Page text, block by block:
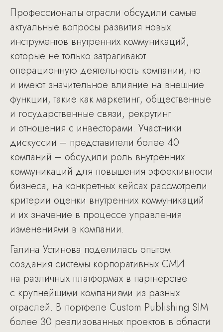
Профессионалы отрасли обсудили самые
актуальные вопросы развития новых
инструментов внутренних коммуникаций,
которые не только затрагивают
операционную деятельность компании, но
и имеют значительное влияние на внешние
функции, такие как маркетинг, общественные
и государственные связи, рекрутинг
и отношения с инвесторами. Участники
дискуссии – представители более 40
компаний – обсудили роль внутренних
коммуникаций для повышения эффективности
бизнеса, на конкретных кейсах рассмотрели
критерии оценки внутренних коммуникаций
и их значение в процессе управления
изменениями в компании.
Галина Устинова поделилась опытом
создания системы корпоративных СМИ
на различных платформах в партнерстве
с крупнейшими компаниями из разных
отраслей. В портфеле Custom Publishing SIM
более 30 реализованных проектов в области